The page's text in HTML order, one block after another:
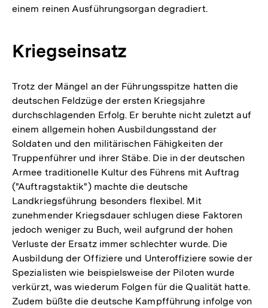
einem reinen Ausführungsorgan degradiert.
Kriegseinsatz
Trotz der Mängel an der Führungsspitze hatten die
deutschen Feldzüge der ersten Kriegsjahre
durchschlagenden Erfolg. Er beruhte nicht zuletzt auf
einem allgemein hohen Ausbildungsstand der
Soldaten und den militärischen Fähigkeiten der
Truppenführer und ihrer Stäbe. Die in der deutschen
Armee traditionelle Kultur des Führens mit Auftrag
("Auftragstaktik") machte die deutsche
Landkriegsführung besonders flexibel. Mit
zunehmender Kriegsdauer schlugen diese Faktoren
jedoch weniger zu Buch, weil aufgrund der hohen
Verluste der Ersatz immer schlechter wurde. Die
Ausbildung der Offiziere und Unteroffiziere sowie der
Spezialisten wie beispielsweise der Piloten wurde
verkürzt, was wiederum Folgen für die Qualität hatte.
Zudem büßte die deutsche Kampfführung infolge von